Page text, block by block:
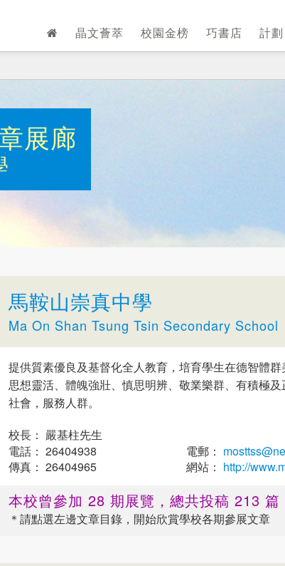
晶文薈萃 校園金榜 巧書店 計劃
展廊
馬鞍山崇真中學
Ma On Shan Tsung Tsin Secondary School
提供質素優良及基督化全人教育，培育學生在德智體
思想靈活、體魄強壯、慎思明辨、敬業樂群、有積極
社會，服務人群。
校長： 嚴基柱先生
電話： 26404938
傳真： 26404965
電郵：
網站： http://
本校曾參加 28 期展覽，總共投稿 213
＊請點選左邊文章目錄，開始欣賞學校各期參展文章